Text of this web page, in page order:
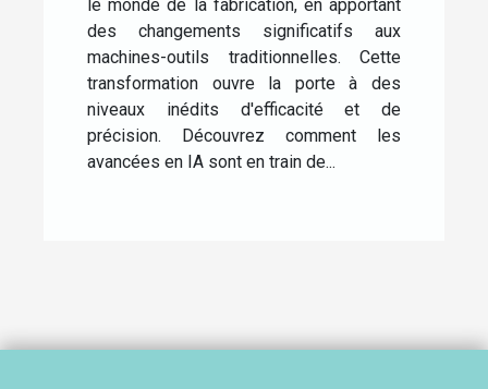
le monde de la fabrication, en apportant
des changements significatifs aux
machines-outils traditionnelles. Cette
transformation ouvre la porte à des
niveaux inédits d'efficacité et de
précision. Découvrez comment les
avancées en IA sont en train de...